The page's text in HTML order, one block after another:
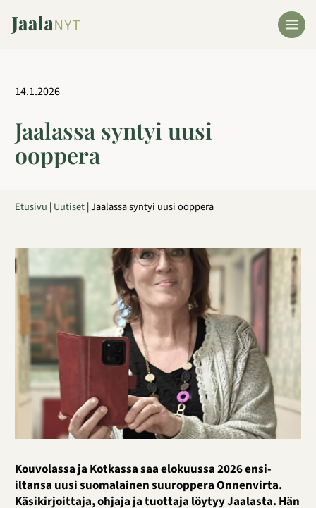
sisältöön
14.1.2026
Jaalassa syntyi uusi
ooppera
Etusivu|Uutiset|Jaalassa syntyi uusi ooppera
Kouvolassa ja Kotkassa saa elokuussa 2026 ensi-
iltansa uusi suomalainen suuroppera Onnenvirta.
Käsikirjoittaja, ohjaja ja tuottaja löytyy Jaalasta. Hän